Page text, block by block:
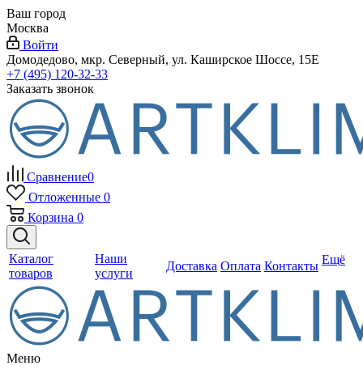
Ваш город
Москва
Войти
Домодедово, мкр. Северный, ул. Каширское Шоссе, 15Е
+7 (495) 120-32-33
Заказать звонок
Сравнение0
Отложенные 0
Корзина 0
Каталог
товаров
Наши
услуги
Доставка Оплата Контакты Ещё
Меню